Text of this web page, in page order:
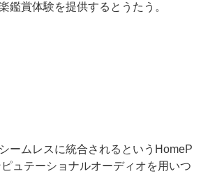
鑑賞体験を提供するとうたう。
ームレスに統合されるというHomeP
ュテーショナルオーディオを用いつ